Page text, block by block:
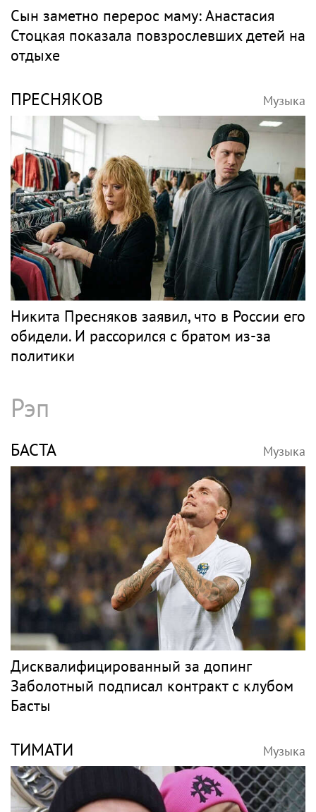
Сын заметно перерос маму: Анастасия
Стоцкая показала повзрослевших детей на
отдыхе
ПРЕСНЯКОВ Музыка
Никита Пресняков заявил, что в России его
обидели. И рассорился с братом из-за
политики
Рэп
БАСТА Музыка
Дисквалифицированный за допинг
Заболотный подписал контракт с клубом
Басты
ТИМАТИ Музыка